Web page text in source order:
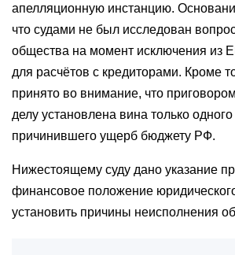
апелляционную инстанцию.
что судами не был исследован
общества на момент исключения из
для расчётов с кредиторами. Кроме
принято во внимание, что
делу установлена вина только одного
причинившего ущерб бюджету РФ.
Нижестоящему суду дано указание
финансовое положение
установить причины неисполнения